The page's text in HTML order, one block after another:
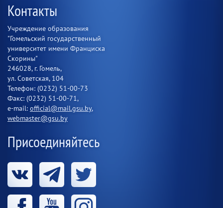
Контакты
Учреждение образования
"Гомельский государственный
университет имени Франциска
Скорины"
246028, г. Гомель,
ул. Советская, 104
Телефон: (0232) 51-00-73
Факс: (0232) 51-00-71,
e-mail: official@mail.gsu.by,
webmaster@gsu.by
Присоединяйтесь